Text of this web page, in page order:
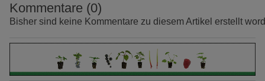
Kommentare (0)
Bisher sind keine Kommentare zu diesem Artikel erstellt